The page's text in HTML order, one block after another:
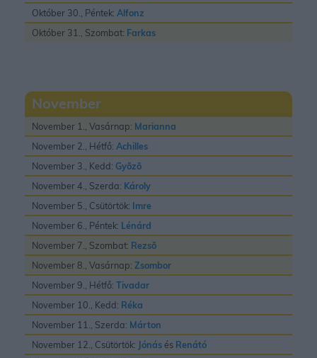
Október 30., Péntek: Alfonz
Október 31., Szombat: Farkas
November
November 1., Vasárnap: Marianna
November 2., Hétfő: Achilles
November 3., Kedd: Gyõzõ
November 4., Szerda: Károly
November 5., Csütörtök: Imre
November 6., Péntek: Lénárd
November 7., Szombat: Rezsõ
November 8., Vasárnap: Zsombor
November 9., Hétfő: Tivadar
November 10., Kedd: Réka
November 11., Szerda: Márton
November 12., Csütörtök: Jónás és Renátó